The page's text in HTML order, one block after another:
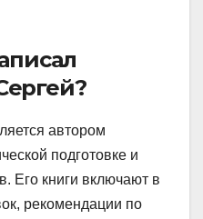
автором
подготовке и
Его книги включают в
рекомендации по